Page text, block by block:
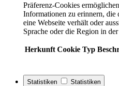
Präferenz-Cookies
Informationen zu erinnern, die
eine Webseite verhält oder
Sprache oder die Region in
Herkunft Cookie Typ
Statistiken Statistiken